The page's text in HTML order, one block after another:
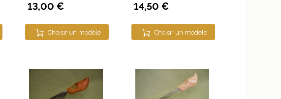
13,00 €
Choisir un modèle
14,50 €
Choisir un modèle